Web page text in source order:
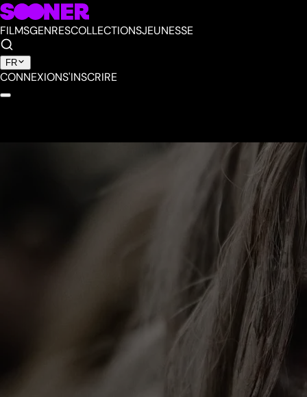
FILMSGENRESCOLLECTIONSJEUNESSE
FR
CONNEXIONS'INSCRIRE